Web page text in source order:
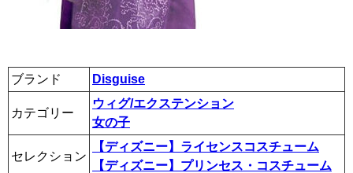
ブランド Disguise
カテゴリー
ウィグ/エクステンション
女の子
セレクション
【ディズニー】ライセンスコスチューム
【ディズニー】プリンセス・コスチューム